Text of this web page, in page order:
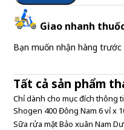
Giao nhanh
Bạn muốn nhận hàng trước
Tất cả sản phẩm
Chỉ dành cho mục đích thông
Shogen 400 Đông Nam 6 vỉ x
Sữa rửa mặt Bảo xuân Nam